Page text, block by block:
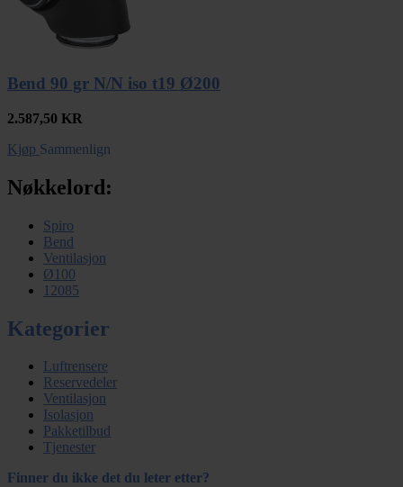
Bend 90 gr N/N iso t19 Ø200
2.587,50 KR
Kjøp Sammenlign
Nøkkelord:
Spiro
Bend
Ventilasjon
Ø100
12085
Kategorier
Luftrensere
Reservedeler
Ventilasjon
Isolasjon
Pakketilbud
Tjenester
Finner du ikke det du leter etter?